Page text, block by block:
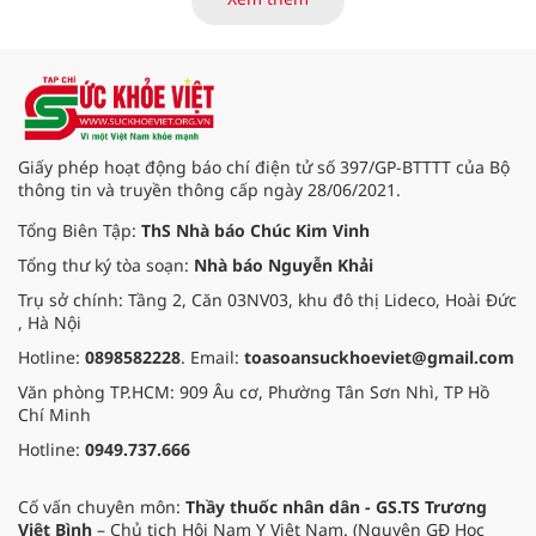
đổi số, kiểm soát nguy cơ theo toàn
Giấy phép hoạt động báo chí điện tử số 397/GP-BTTTT của Bộ
thông tin và truyền thông cấp ngày 28/06/2021.
Tổng Biên Tập: ThS Nhà báo Chúc Kim Vinh
Tổng thư ký tòa soạn: Nhà báo Nguyễn Khải
Trụ sở chính: Tầng 2, Căn 03NV03, khu đô thị Lideco, Hoài Đức
, Hà Nội
Hotline: 0898582228. Email: toasoansuckhoeviet@gmail.com
Văn phòng TP.HCM: 909 Âu cơ, Phường Tân Sơn Nhì, TP Hồ
Chí Minh
Hotline: 0949.737.666
Cố vấn chuyên môn: Thầy thuốc nhân dân - GS.TS Trương
Việt Bình – Chủ tịch Hội Nam Y Việt Nam. (Nguyên GĐ Học